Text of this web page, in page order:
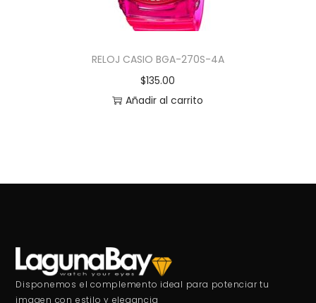
RELOJ CASIO BGA-270S-4A
$135.00
Añadir al carrito
Disponemos el complemento ideal para potenciar tu
imagen con estilo y elegancia